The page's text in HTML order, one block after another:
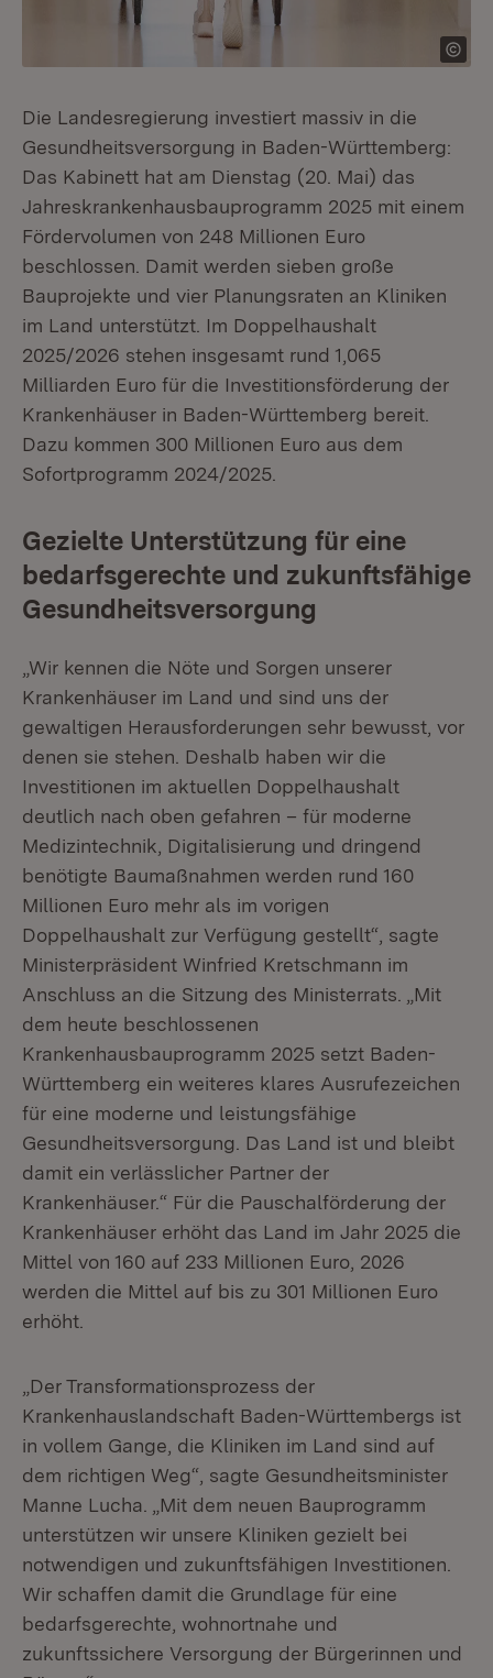
Die Landesregierung investiert massiv in die
Gesundheitsversorgung in Baden-Württemberg:
Das Kabinett hat am Dienstag (20. Mai) das
Jahreskrankenhausbauprogramm 2025 mit einem
Fördervolumen von 248 Millionen Euro
beschlossen. Damit werden sieben große
Bauprojekte und vier Planungsraten an Kliniken
im Land unterstützt. Im Doppelhaushalt
2025/2026 stehen insgesamt rund 1,065
Milliarden Euro für die Investitionsförderung der
Krankenhäuser in Baden-Württemberg bereit.
Dazu kommen 300 Millionen Euro aus dem
Sofortprogramm 2024/2025.
Gezielte Unterstützung für eine
bedarfsgerechte und zukunftsfähige
Gesundheitsversorgung
„Wir kennen die Nöte und Sorgen unserer
Krankenhäuser im Land und sind uns der
gewaltigen Herausforderungen sehr bewusst, vor
denen sie stehen. Deshalb haben wir die
Investitionen im aktuellen Doppelhaushalt
deutlich nach oben gefahren – für moderne
Medizintechnik, Digitalisierung und dringend
benötigte Baumaßnahmen werden rund 160
Millionen Euro mehr als im vorigen
Doppelhaushalt zur Verfügung gestellt“, sagte
Ministerpräsident Winfried Kretschmann im
Anschluss an die Sitzung des Ministerrats. „Mit
dem heute beschlossenen
Krankenhausbauprogramm 2025 setzt Baden-
Württemberg ein weiteres klares Ausrufezeichen
für eine moderne und leistungsfähige
Gesundheitsversorgung. Das Land ist und bleibt
damit ein verlässlicher Partner der
Krankenhäuser.“ Für die Pauschalförderung der
Krankenhäuser erhöht das Land im Jahr 2025 die
Mittel von 160 auf 233 Millionen Euro, 2026
werden die Mittel auf bis zu 301 Millionen Euro
erhöht.
„Der Transformationsprozess der
Krankenhauslandschaft Baden-Württembergs ist
in vollem Gange, die Kliniken im Land sind auf
dem richtigen Weg“, sagte Gesundheitsminister
Manne Lucha. „Mit dem neuen Bauprogramm
unterstützen wir unsere Kliniken gezielt bei
notwendigen und zukunftsfähigen Investitionen.
Wir schaffen damit die Grundlage für eine
bedarfsgerechte, wohnortnahe und
zukunftssichere Versorgung der Bürgerinnen und